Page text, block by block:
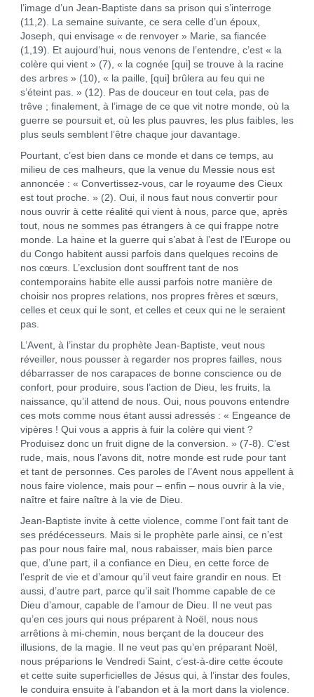
l’image d’un Jean-Baptiste dans sa prison qui s’interroge
(11,2). La semaine suivante, ce sera celle d’un époux,
Joseph, qui envisage « de renvoyer » Marie, sa fiancée
(1,19). Et aujourd’hui, nous venons de l’entendre, c’est « la
colère qui vient » (7), « la cognée [qui] se trouve à la racine
des arbres » (10), « la paille, [qui] brûlera au feu qui ne
s’éteint pas. » (12). Pas de douceur en tout cela, pas de
trêve ; finalement, à l’image de ce que vit notre monde, où la
guerre se poursuit et, où les plus pauvres, les plus faibles, les
plus seuls semblent l’être chaque jour davantage.
Pourtant, c’est bien dans ce monde et dans ce temps, au
milieu de ces malheurs, que la venue du Messie nous est
annoncée : « Convertissez-vous, car le royaume des Cieux
est tout proche. » (2). Oui, il nous faut nous convertir pour
nous ouvrir à cette réalité qui vient à nous, parce que, après
tout, nous ne sommes pas étrangers à ce qui frappe notre
monde. La haine et la guerre qui s’abat à l’est de l’Europe ou
du Congo habitent aussi parfois dans quelques recoins de
nos cœurs. L’exclusion dont souffrent tant de nos
contemporains habite elle aussi parfois notre manière de
choisir nos propres relations, nos propres frères et sœurs,
celles et ceux qui le sont, et celles et ceux qui ne le seraient
pas.
L’Avent, à l’instar du prophète Jean-Baptiste, veut nous
réveiller, nous pousser à regarder nos propres failles, nous
débarrasser de nos carapaces de bonne conscience ou de
confort, pour produire, sous l’action de Dieu, les fruits, la
naissance, qu’il attend de nous. Oui, nous pouvons entendre
ces mots comme nous étant aussi adressés : « Engeance de
vipères ! Qui vous a appris à fuir la colère qui vient ?
Produisez donc un fruit digne de la conversion. » (7-8). C’est
rude, mais, nous l’avons dit, notre monde est rude pour tant
et tant de personnes. Ces paroles de l’Avent nous appellent à
nous faire violence, mais pour – enfin – nous ouvrir à la vie,
naître et faire naître à la vie de Dieu.
Jean-Baptiste invite à cette violence, comme l’ont fait tant de
ses prédécesseurs. Mais si le prophète parle ainsi, ce n’est
pas pour nous faire mal, nous rabaisser, mais bien parce
que, d’une part, il a confiance en Dieu, en cette force de
l’esprit de vie et d’amour qu’il veut faire grandir en nous. Et
aussi, d’autre part, parce qu’il sait l’homme capable de ce
Dieu d’amour, capable de l’amour de Dieu. Il ne veut pas
qu’en ces jours qui nous préparent à Noël, nous nous
arrêtions à mi-chemin, nous berçant de la douceur des
illusions, de la magie. Il ne veut pas qu’en préparant Noël,
nous préparions le Vendredi Saint, c’est-à-dire cette écoute
et cette suite superficielles de Jésus qui, à l’instar des foules,
le conduira ensuite à l’abandon et à la mort dans la violence.